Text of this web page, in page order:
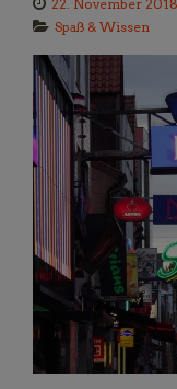
22. November 2018
Spaß & Wissen